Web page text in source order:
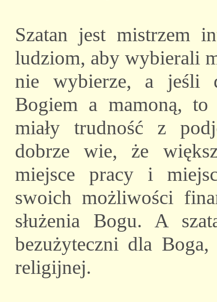
Szatan jest mistrzem
ludziom, aby wybierali
nie wybierze, a jeśli
Bogiem a mamoną, to
miały trudność z
dobrze wie, że
miejsce pracy i
swoich możliwości
służenia Bogu. A
bezużyteczni dla
religijnej.